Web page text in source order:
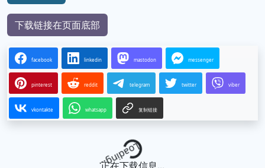
下载链接在页面底部
facebook linkedin mastodon messenger
pinterest reddit telegram twitter viber
vkontakte whatsapp 复制链接